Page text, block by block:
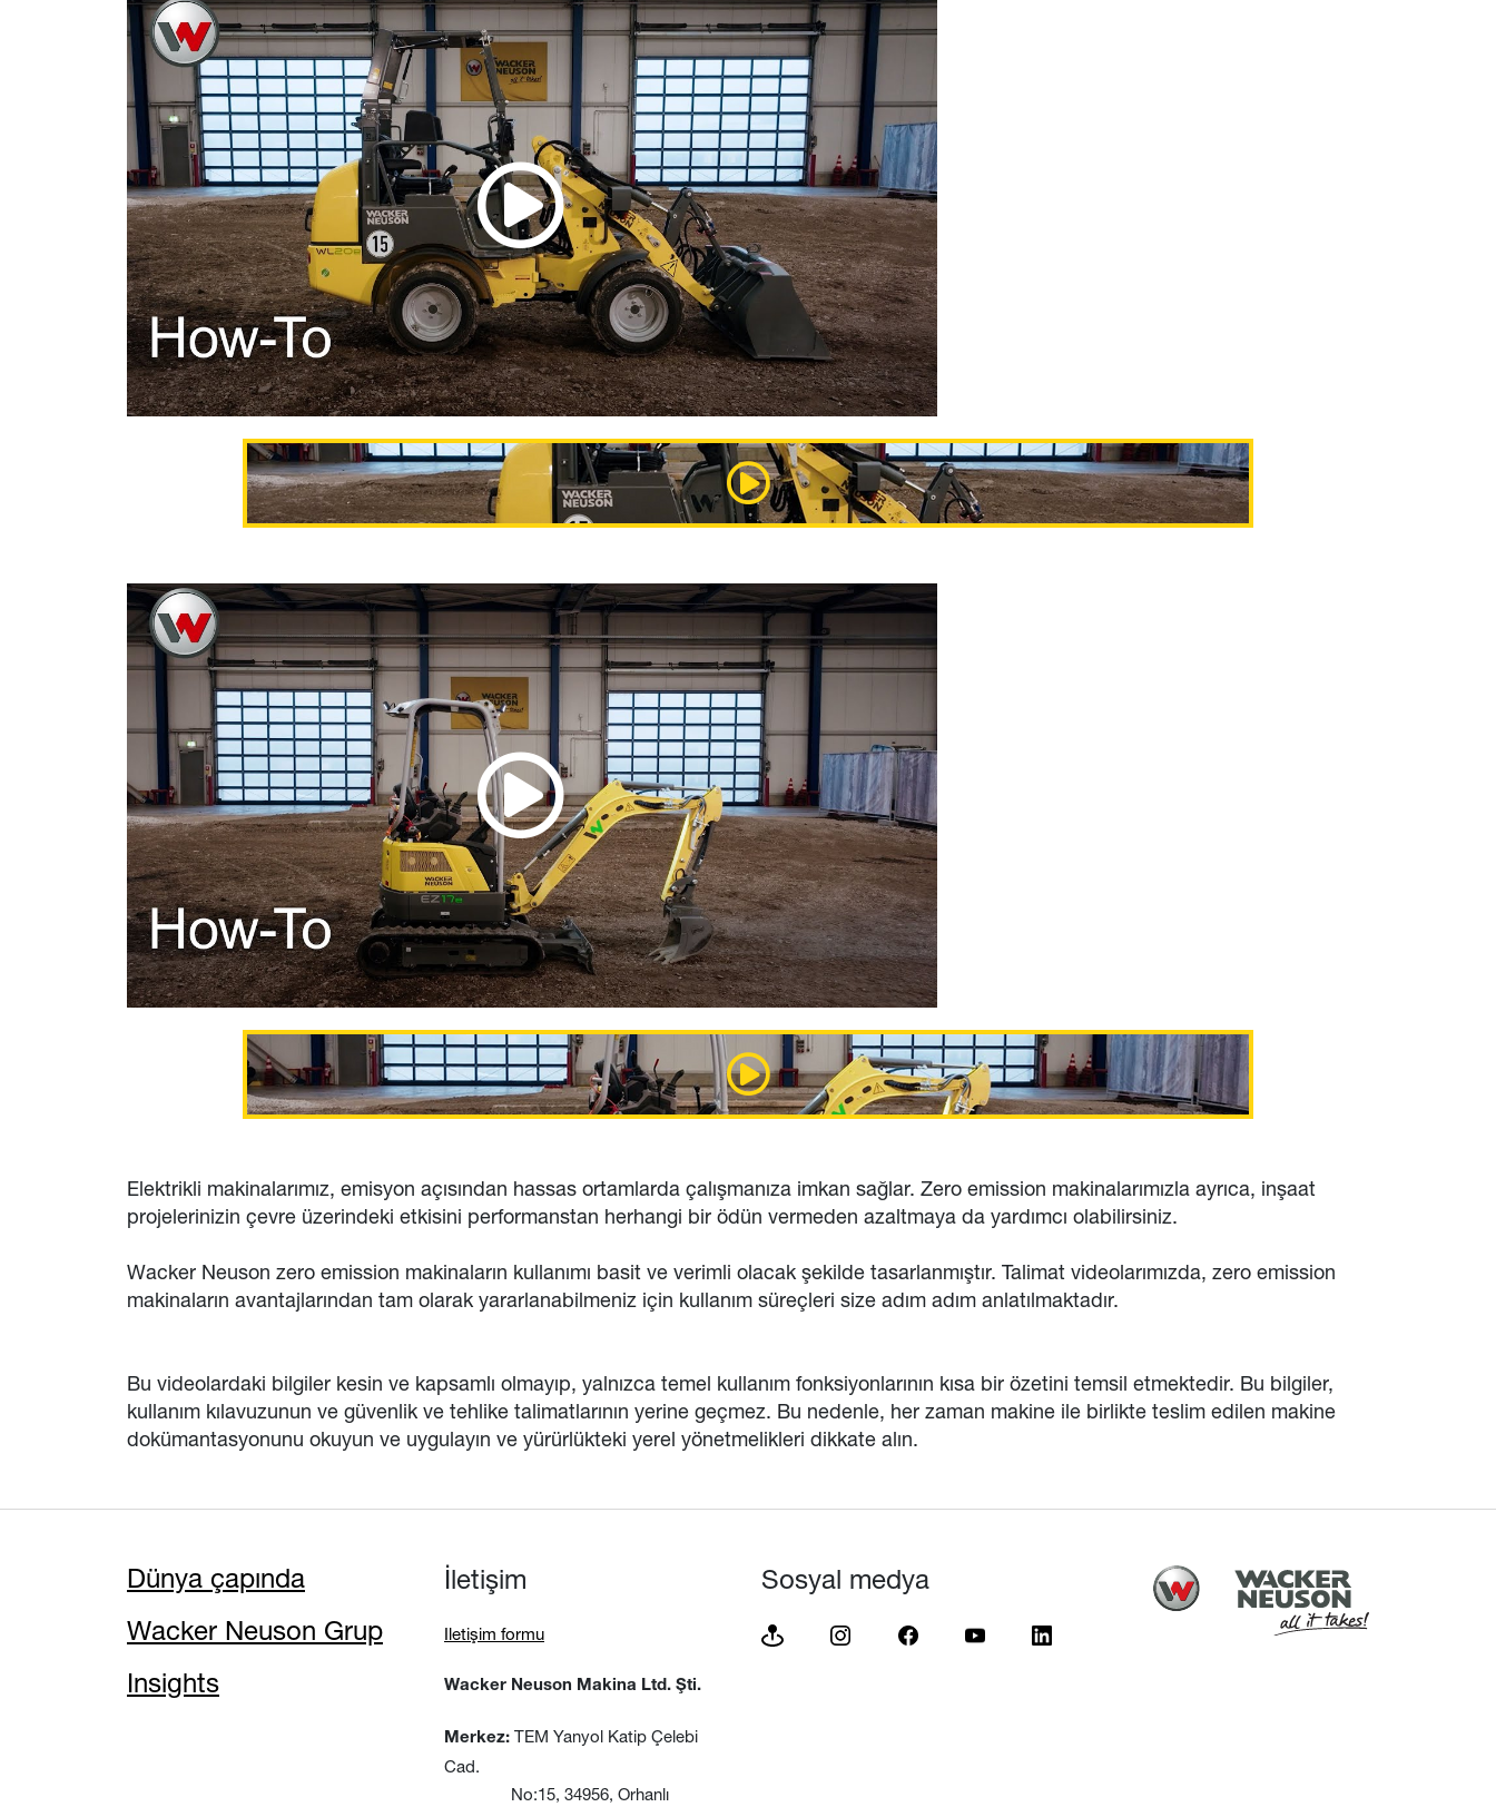
Elektrikli makinalarımız, emisyon açısından hassas ortamlarda çalışmanıza imkan sağlar. Zero emission makinalarımızla ayrıca, inşaat
projelerinizin çevre üzerindeki etkisini performanstan herhangi bir ödün vermeden azaltmaya da yardımcı olabilirsiniz.
Wacker Neuson zero emission makinaların kullanımı basit ve verimli olacak şekilde tasarlanmıştır. Talimat videolarımızda, zero emission
makinaların avantajlarından tam olarak yararlanabilmeniz için kullanım süreçleri size adım adım anlatılmaktadır.
Bu videolardaki bilgiler kesin ve kapsamlı olmayıp, yalnızca temel kullanım fonksiyonlarının kısa bir özetini temsil etmektedir. Bu bilgiler,
kullanım kılavuzunun ve güvenlik ve tehlike talimatlarının yerine geçmez. Bu nedenle, her zaman makine ile birlikte teslim edilen makine
dokümantasyonunu okuyun ve uygulayın ve yürürlükteki yerel yönetmelikleri dikkate alın.
Dünya çapında
Wacker Neuson Grup
Insights
İletişim
Iletişim formu
Wacker Neuson Makina Ltd. Şti.
Merkez: TEM Yanyol Katip Çelebi
Cad.
No:15, 34956, Orhanlı
Sosyal medya